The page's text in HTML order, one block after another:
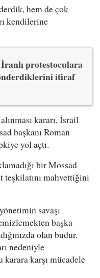
hem de çok
kendilerine
protestoculara
itiraf
kararı, İsrail
başkanı Roman
yol açtı.
bir Mossad
mahvettiğini
savaşı
başka
olan budur.
nedeniyle
karşı mücadele